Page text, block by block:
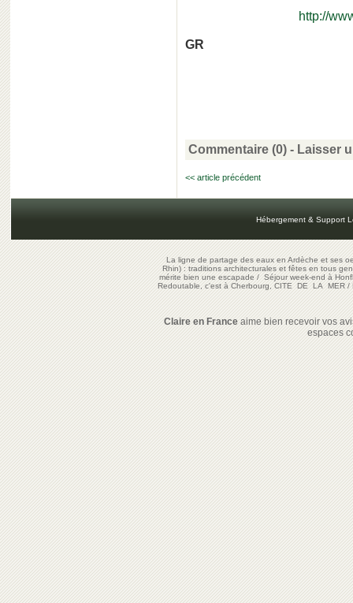
http://
GR
Commentaire (0) - Laisser
<< article précédent
Hébergement & Support
La ligne de partage des eaux en Ardèche et ses
Rhin) : traditions architecturales et fêtes en tous
mérite bien une escapade/Séjour week-end à
Redoutable, c'est à Cherbourg, CITE DE LA MER/
Claire en Franceaime bien recevoir vos
espaces